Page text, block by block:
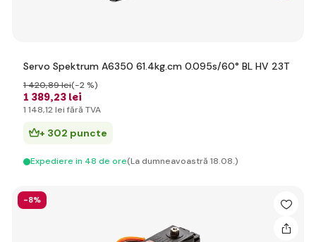
Servo Spektrum A6350 61.4kg.cm 0.095s/60° BL HV 23T
1 389,23 lei
1 420,89 lei(-2 %)
1 148,12 lei fără TVA
+ 302 puncte
Expediere in 48 de ore(La dumneavoastră 18.08.)
-8%